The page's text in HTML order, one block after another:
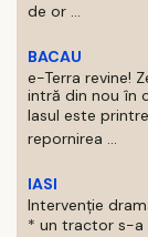
de or ...
BACAU
e-Terra revine!
intră din nou în
Iasul este
repornirea ...
IASI
Intervenție
* un tractor s-a